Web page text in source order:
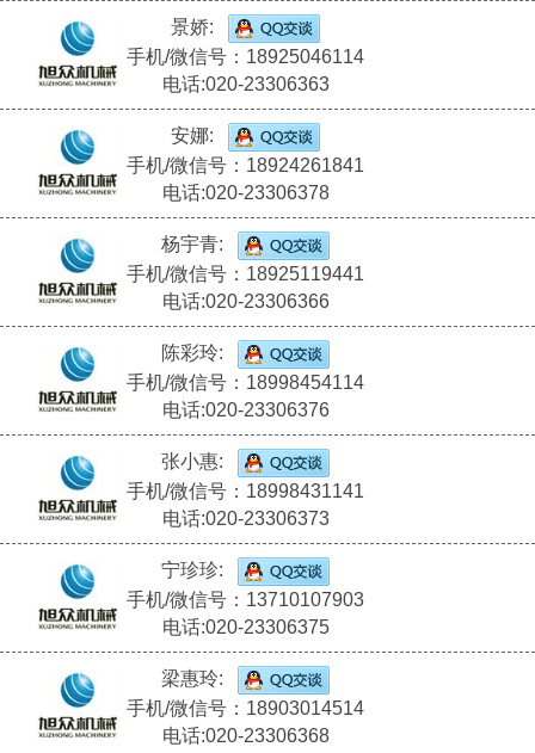
景娇:
手机/微信号：18925046114
电话:020-23306363
安娜:
手机/微信号：18924261841
电话:020-23306378
杨宇青:
手机/微信号：18925119441
电话:020-23306366
陈彩玲:
手机/微信号：18998454114
电话:020-23306376
张小惠:
手机/微信号：18998431141
电话:020-23306373
宁珍珍:
手机/微信号：13710107903
电话:020-23306375
梁惠玲:
手机/微信号：18903014514
电话:020-23306368